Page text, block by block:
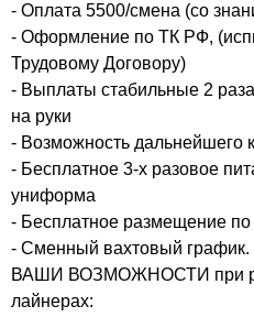
- Оплата 5500/смена (со
- Оформление по ТК РФ,
Трудовому Договору)
- Выплаты стабильные 2
на руки
- Возможность дальнейшего
- Бесплатное 3-х разовое
униформа
- Бесплатное размещение по
- Сменный вахтовый график.
ВАШИ ВОЗМОЖНОСТИ при
лайнерах: